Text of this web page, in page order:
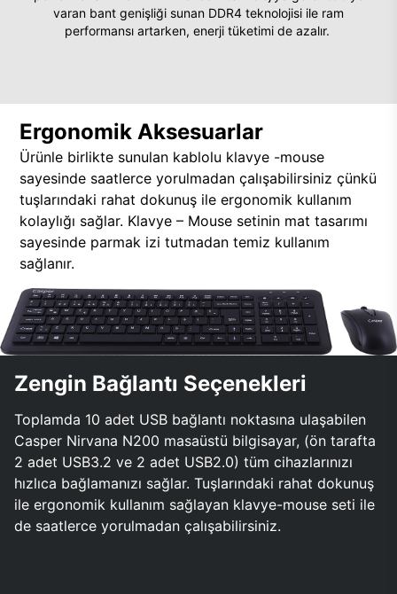
varan bant genişliği sunan DDR4 teknolojisi ile ram
performansı artarken, enerji tüketimi de azalır.
Ergonomik Aksesuarlar
Ürünle birlikte sunulan kablolu klavye -mouse
sayesinde saatlerce yorulmadan çalışabilirsiniz çünkü
tuşlarındaki rahat dokunuş ile ergonomik kullanım
kolaylığı sağlar. Klavye – Mouse setinin mat tasarımı
sayesinde parmak izi tutmadan temiz kullanım
sağlanır.
Zengin Bağlantı Seçenekleri
Toplamda 10 adet USB bağlantı noktasına ulaşabilen
Casper Nirvana N200 masaüstü bilgisayar, (ön tarafta
2 adet USB3.2 ve 2 adet USB2.0) tüm cihazlarınızı
hızlıca bağlamanızı sağlar. Tuşlarındaki rahat dokunuş
ile ergonomik kullanım sağlayan klavye-mouse seti ile
de saatlerce yorulmadan çalışabilirsiniz.